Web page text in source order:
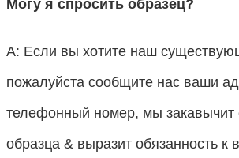
Могу я спросить образец?
А: Если вы хотите наш
пожалуйста сообщите нас ваши
телефонный номер, мы закавычит
образца & выразит обязанность к